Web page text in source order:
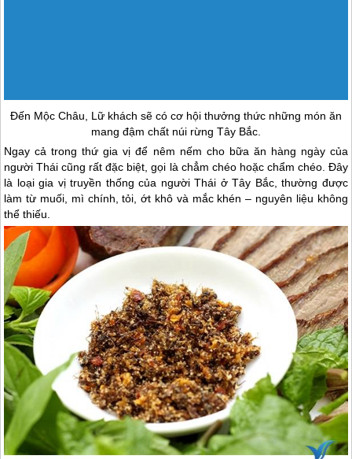
Muối chẩm chéo, gia vị truyền thống của người dân Tây Bắc.
Việc kết hợp thêm nhiều thành phần, gia vị khác sẽ tạo nên loại
chẩm chéo khác để phù hợp với từng món ăn. Tính sơ sơ có tới 27
loại chẩm chéo khác nhau. Chẩm chéo được dùng để chấm thịt gà,
cũng rất phù hợp ăn kèm các loại quả chua như mận, xoài, nhót…